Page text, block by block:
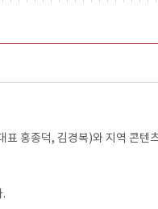
홍종덕, 김경복)와 지역 콘텐
.